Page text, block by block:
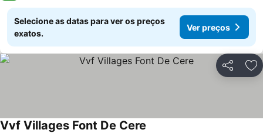
Selecione as datas para ver os preços
exatos.
Ver preços
Partilhar
Vvf Villages Font De Cere